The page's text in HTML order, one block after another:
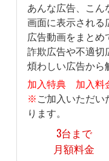
あんな広告、こん
画面に表示される
広告動画をまとめ
詐欺広告や不適切
煩わしい広告から
加入特典 加入料
※ ご加入いただい
ります。
3台まで
月額料金